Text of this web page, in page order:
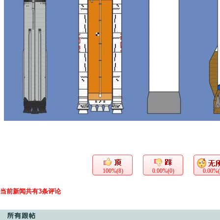
100%(8) 0.00%(0)
当前新闻共有3条评论